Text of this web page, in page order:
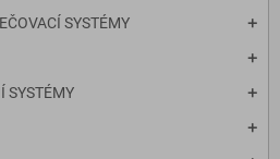
SYSTÉMY
SYSTÉMY